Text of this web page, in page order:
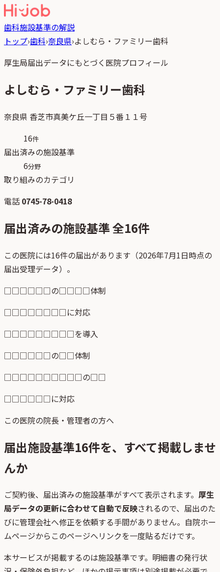
歯科施設基準の解説
トップ›歯科›奈良県›よしむら・ファミリー歯科
厚生局届出データにもとづく医院プロフィール
よしむら・ファミリー歯科
奈良県 香芝市真美ケ丘一丁目５番１１号
16件
届出済みの施設基準
6分野
取り組みのカテゴリ
電話 0745-78-0418
届出済みの施設基準 全16件
この医院には16件の届出があります（2026年7月1日時点の
届出受理データ）。
□□□□□□の□□□□体制
□□□□□□□□に対応
□□□□□□□□□を導入
□□□□□□の□□体制
□□□□□□□□□□の□□
□□□□□□に対応
この医院の院長・管理者の方へ
届出施設基準16件を、すべて掲載しませ
んか
ご契約後、 届出済みの施設基準がすべて表示されます。 厚生
局データの更新に合わせて自動で反映されるので、届出のた
びに管理会社へ修正を依頼する手間がありません。自院ホー
ムページからこのページへリンクを一度貼るだけです。
本サービスが掲載するのは施設基準です。明細書の発行状